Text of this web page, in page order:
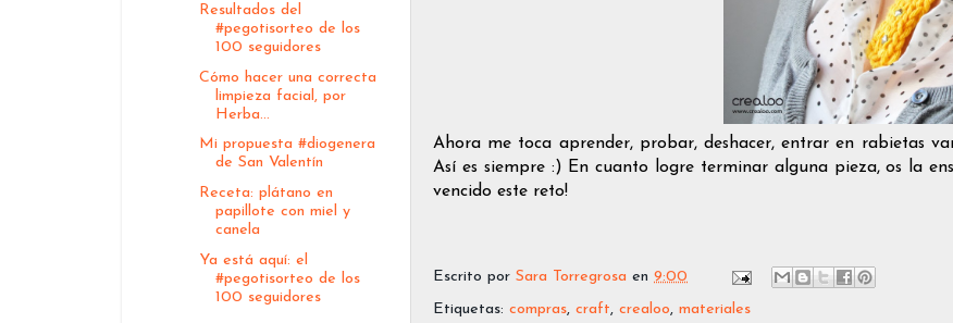
Ahora me toca aprender, probar, deshacer, entrar en rabietas
Así es siempre :) En cuanto logre terminar alguna pieza, os la
vencido este reto!
Escrito por Sara Torregrosa en 9:00
Etiquetas: compras, craft, crealoo, materiales
Resultados del
#pegotisorteo de los
100 seguidores
Cómo hacer una correcta
limpieza facial, por
Herba...
Mi propuesta #diogenera
de San Valentín
Receta: plátano en
papillote con miel y
canela
Ya está aquí: el
#pegotisorteo de los
100 seguidores